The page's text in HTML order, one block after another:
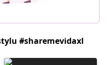
#sharemevidaxl